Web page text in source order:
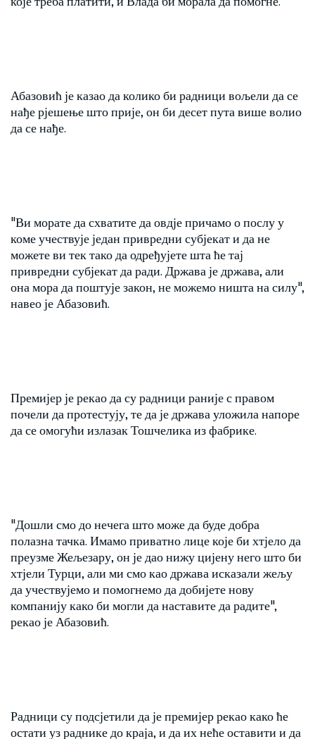
Абазовић је казао да колико би радници вољели да се
нађе рјешење што прије, он би десет пута више волио
да се нађе.
"Ви морате да схватите да овдје причамо о послу у
коме учествује један привредни субјекат и да не
можете ви тек тако да одређујете шта ће тај
привредни субјекат да ради. Држава је држава, али
она мора да поштује закон, не можемо ништа на силу",
навео је Абазовић.
Премијер је рекао да су радници раније с правом
почели да протестују, те да је држава уложила напоре
да се омогући излазак Тошчелика из фабрике.
"Дошли смо до нечега што може да буде добра
полазна тачка. Имамо приватно лице које би хтјело да
преузме Жељезару, он је дао нижу цијену него што би
хтјели Турци, али ми смо као држава исказали жељу
да учествујемо и помогнемо да добијете нову
компанију како би могли да наставите да радите",
рекао је Абазовић.
Радници су подсјетили да је премијер рекао како ће
остати уз раднике до краја, и да их неће оставити и да